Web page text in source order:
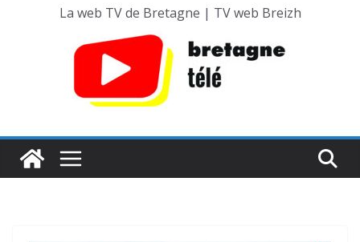
La web TV de Bretagne | TV web Breizh